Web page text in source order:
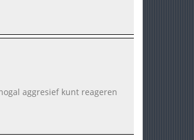
aggresief kunt reageren